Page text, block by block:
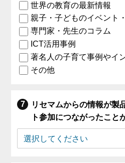
世界の教育の最新情報
親子・子どものイベント
専門家・先生のコラム
ICT活用事例
著名人の子育て事例やイ
その他
リセマムからの情報が製
ト参加につながったこと